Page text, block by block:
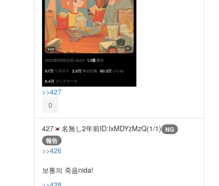
>>427
0
427 名無し2年前ID:IxMDYzMzQ(1/1) NG
報告
>>426
보통의 죽음nida!